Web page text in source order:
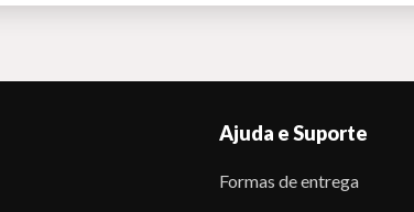
Ajuda e Suporte
Formas de entrega